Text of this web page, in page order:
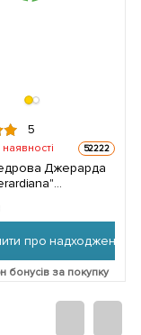
5
52222
Джерарда
найрідкісніша
про надходження
бонусів за покупку